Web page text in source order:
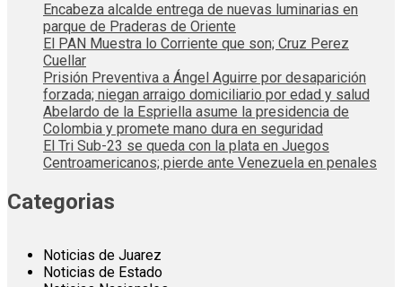
Encabeza alcalde entrega de nuevas luminarias en
parque de Praderas de Oriente
El PAN Muestra lo Corriente que son; Cruz Perez
Cuellar
Prisión Preventiva a Ángel Aguirre por desaparición
forzada; niegan arraigo domiciliario por edad y salud
Abelardo de la Espriella asume la presidencia de
Colombia y promete mano dura en seguridad
El Tri Sub-23 se queda con la plata en Juegos
Centroamericanos; pierde ante Venezuela en penales
Categorias
Noticias de Juarez
Noticias de Estado